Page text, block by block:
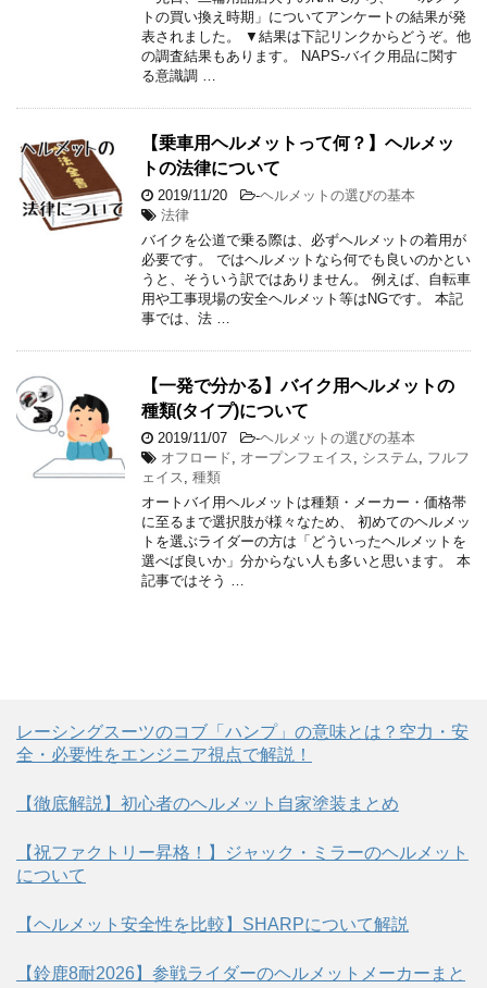
トの買い換え時期」についてアンケートの結果が発
表されました。 ▼結果は下記リンクからどうぞ。他
の調査結果もあります。 NAPS-バイク用品に関す
る意識調 …
【乗車用ヘルメットって何？】ヘルメッ
トの法律について
2019/11/20 -ヘルメットの選びの基本
法律
バイクを公道で乗る際は、必ずヘルメットの着用が
必要です。 ではヘルメットなら何でも良いのかとい
うと、そういう訳ではありません。 例えば、自転車
用や工事現場の安全ヘルメット等はNGです。 本記
事では、法 …
【一発で分かる】バイク用ヘルメットの
種類(タイプ)について
2019/11/07 -ヘルメットの選びの基本
オフロード
オープンフェイス システム
フルフ
ェイス
種類
オートバイ用ヘルメットは種類・メーカー・価格帯
に至るまで選択肢が様々なため、 初めてのヘルメッ
トを選ぶライダーの方は「どういったヘルメットを
選べば良いか」分からない人も多いと思います。 本
記事ではそう …
レーシングスーツのコブ「ハンプ」の意味とは？空力・安
全・必要性をエンジニア視点で解説！
【徹底解説】初心者のヘルメット自家塗装まとめ
【祝ファクトリー昇格！】ジャック・ミラーのヘルメット
について
【ヘルメット安全性を比較】SHARPについて解説
【鈴鹿8耐2026】参戦ライダーのヘルメットメーカーまと